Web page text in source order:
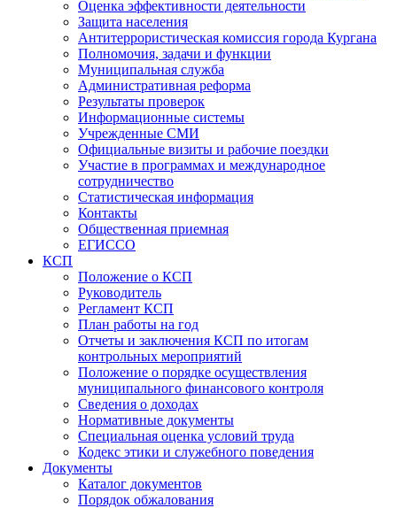
Оценка эффективности деятельности
Защита населения
Антитеррористическая комиссия города Кургана
Полномочия, задачи и функции
Муниципальная служба
Административная реформа
Результаты проверок
Информационные системы
Учрежденные СМИ
Официальные визиты и рабочие поездки
Участие в программах и международное
сотрудничество
Статистическая информация
Контакты
Общественная приемная
ЕГИССО
КСП
Положение о КСП
Руководитель
Регламент КСП
План работы на год
Отчеты и заключения КСП по итогам
контрольных мероприятий
Положение о порядке осуществления
муниципального финансового контроля
Сведения о доходах
Нормативные документы
Специальная оценка условий труда
Кодекс этики и служебного поведения
Документы
Каталог документов
Порядок обжалования